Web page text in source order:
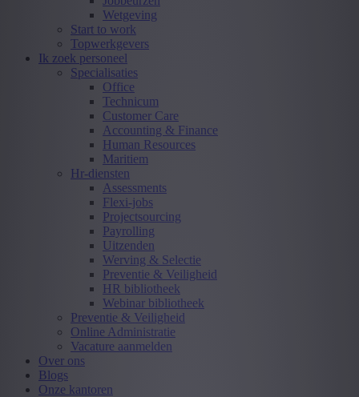
Wetgeving
Start to work
Topwerkgevers
Ik zoek personeel
Specialisaties
Office
Technicum
Customer Care
Accounting & Finance
Human Resources
Maritiem
Hr-diensten
Assessments
Flexi-jobs
Projectsourcing
Payrolling
Uitzenden
Werving & Selectie
Preventie & Veiligheid
HR bibliotheek
Webinar bibliotheek
Preventie & Veiligheid
Online Administratie
Vacature aanmelden
Over ons
Blogs
Onze kantoren